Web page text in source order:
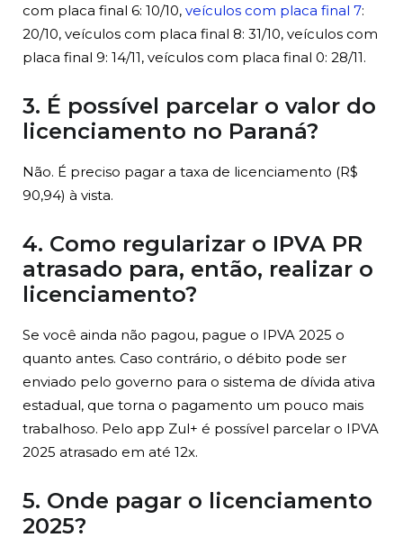
com placa final 6: 10/10, veículos com placa final 7:
20/10, veículos com placa final 8: 31/10, veículos com
placa final 9: 14/11, veículos com placa final 0: 28/11.
3. É possível parcelar o valor do
licenciamento no Paraná?
Não. É preciso pagar a taxa de licenciamento (R$
90,94) à vista.
4. Como regularizar o IPVA PR
atrasado para, então, realizar o
licenciamento?
Se você ainda não pagou, pague o IPVA 2025 o
quanto antes. Caso contrário, o débito pode ser
enviado pelo governo para o sistema de dívida ativa
estadual, que torna o pagamento um pouco mais
trabalhoso. Pelo app Zul+ é possível parcelar o IPVA
2025 atrasado em até 12x.
5. Onde pagar o licenciamento
2025?